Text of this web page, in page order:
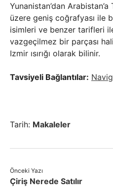
Yunanistan’dan
üzere geniş coğrafyası ile
isimleri ve benzer tarifleri
vazgeçilmez bir parçası
Izmir ısırığı olarak bilinir.
Tavsiyeli Bağlantılar:
Tarih: Makaleler
Önceki Yazı
Çiriş Nerede Satılır